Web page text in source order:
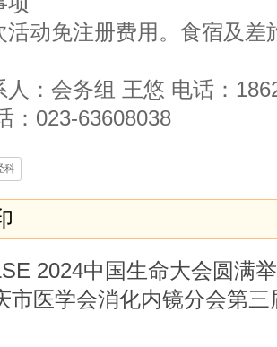
活动免注册费用。食宿及
人：会务组 王悠 电话：
：023-63608038
科
2024中国生命大会圆满
市医学会消化内镜分会第